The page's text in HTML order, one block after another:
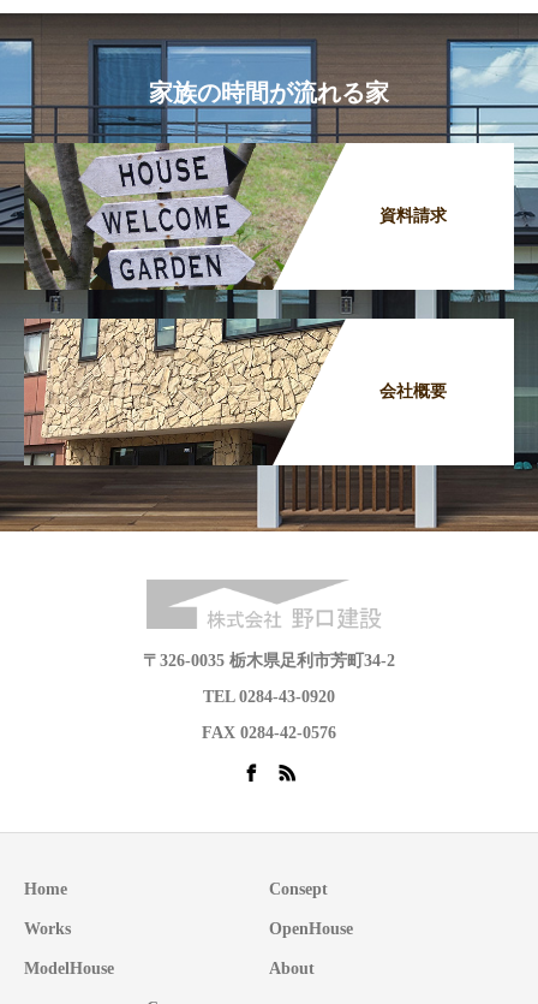
家族の時間が流れる家
資料請求
会社概要
〒326-0035 栃木県足利市芳町34-2
TEL 0284-43-0920
FAX 0284-42-0576
Home Consept
Works OpenHouse
ModelHouse About